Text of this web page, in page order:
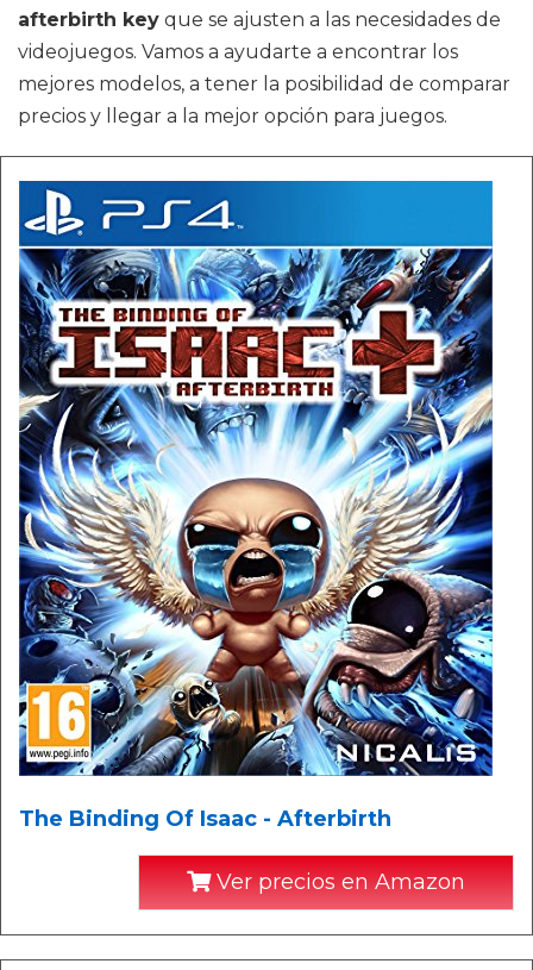
afterbirth key que se ajusten a las necesidades de
videojuegos. Vamos a ayudarte a encontrar los
mejores modelos, a tener la posibilidad de comparar
precios y llegar a la mejor opción para juegos.
The Binding Of Isaac - Afterbirth
Ver precios en Amazon